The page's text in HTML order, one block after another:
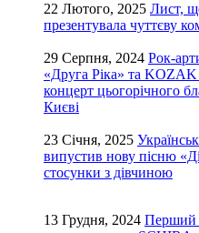
22 Лютого, 2025 Лист,
презентувала чуттєву
29 Серпня, 2024 Рок-
«Друга Ріка» та
концерт цьогорічного
Києві
23 Січня, 2025
випустив нову пісню
стосунки з дівчиною
13 Грудня, 2024 Перший